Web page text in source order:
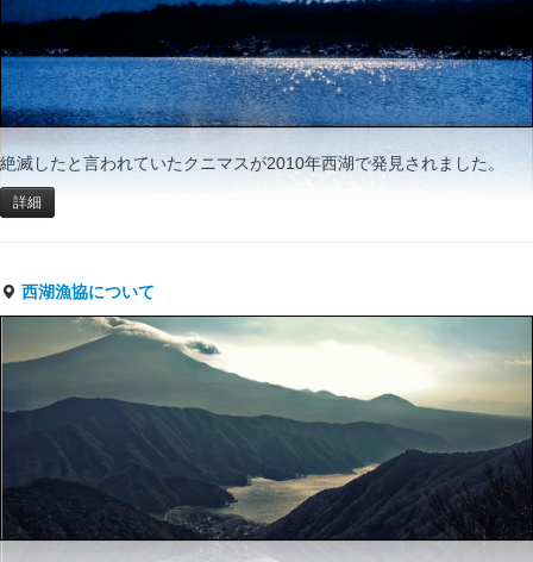
絶滅したと言われていたクニマスが2010年西湖で発見されました。
詳細
西湖漁協について